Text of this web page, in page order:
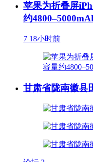
苹果为折叠屏
约
7 18小时前
甘肃省陇南徽县